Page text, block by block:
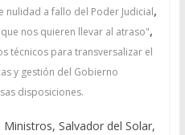
a fallo del Poder Judicial,
nos quieren llevar al atraso",
técnicos para transversalizar el
y gestión del Gobierno
disposiciones.
Salvador del Solar,